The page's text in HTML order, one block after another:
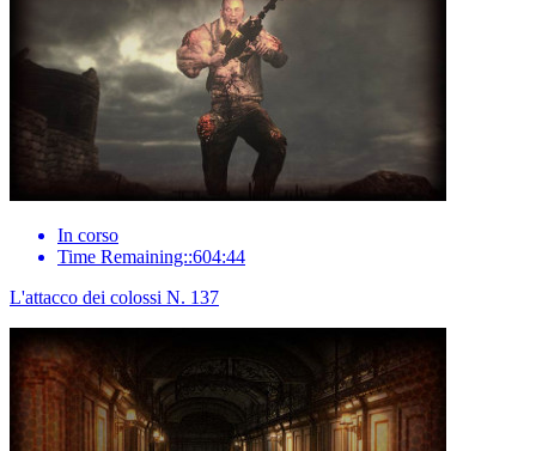
In corso
Time Remaining::604:44
L'attacco dei colossi N. 137